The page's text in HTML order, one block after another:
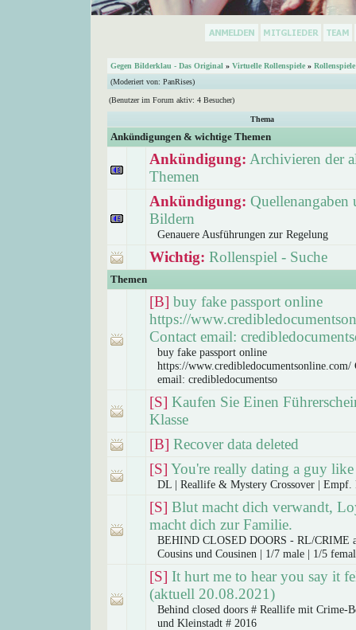
Gegen Bilderklau - Das Original » Virtuelle Rollenspiele » Rollenspiele
(Moderiert von: PanRises)
(Benutzer im Forum aktiv: 4 Besucher)
Thema
Ankündigungen & wichtige Themen
Ankündigung: Archivieren der
Themen
Ankündigung: Quellenangaben
Bildern
Genauere Ausführungen zur Regelung
Wichtig: Rollenspiel - Suche
Themen
[B] buy fake passport online
https://
Contact email:
buy fake passport online
https://www.credibledocumentsonline.com/
email: credibledocumentso
[S] Kaufen Sie Einen
Klasse
[B] Recover data deleted
[S] You're really dating a guy
DL | Reallife & Mystery Crossover | Empf.
[S] Blut macht dich verwandt,
macht dich zur Familie.
BEHIND CLOSED DOORS - RL/CRIME
Cousins und Cousinen | 1/7 male | 1/5
[S] It hurt me to hear you say it
(aktuell 20.08.2021)
Behind closed doors # Reallife mit Crime-
und Kleinstadt # 2016